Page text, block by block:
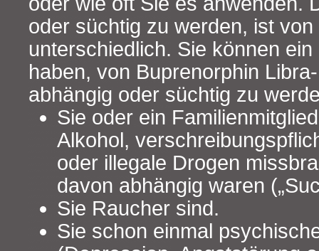
oder süchtig zu werden, ist
unterschiedlich. Sie können
haben, von Buprenorphin
abhängig oder süchtig zu
Sie oder ein
Alkohol,
oder illegale Drogen
davon abhängig waren
Sie Raucher sind.
Sie schon einmal